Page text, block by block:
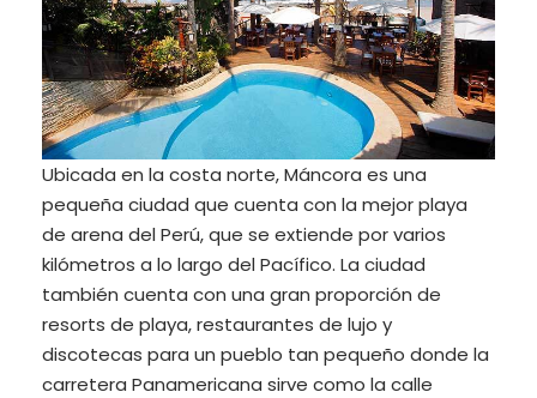
Ubicada en la costa norte, Máncora es una
pequeña ciudad que cuenta con la mejor playa
de arena del Perú, que se extiende por varios
kilómetros a lo largo del Pacífico. La ciudad
también cuenta con una gran proporción de
resorts de playa, restaurantes de lujo y
discotecas para un pueblo tan pequeño donde la
carretera Panamericana sirve como la calle